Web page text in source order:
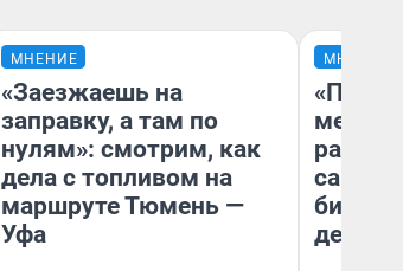
МНЕНИЕ
«Заезжаешь на
заправку, а там по
нулям»: смотрим, как
дела с топливом на
маршруте Тюмень —
Уфа
МНЕНИЕ
самом